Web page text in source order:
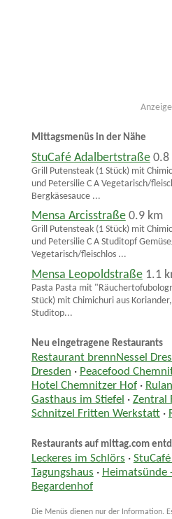
Anzeige
Mittagsmenüs in der Nähe
StuCafé Adalbertstraße 0.8
Grill Putensteak (1 Stück) mit
und Petersilie C A Vegetarisch/
Bergkäsesauce ...
Mensa Arcisstraße 0.9 km
Grill Putensteak (1 Stück) mit
und Petersilie C A Studitopf
Vegetarisch/fleischlos ...
Mensa Leopoldstraße 1.1
Pasta Pasta mit
Stück) mit Chimichuri aus
Studitop...
Neu eingetragene Restaurants
Restaurant brennNessel
Dresden · Peacefood
Hotel Chemnitzer Hof·
Gasthaus im Stiefel · Zentral
Schnitzel Fritten Werkstatt·
Restaurants auf mittag.com
Leckeres im Schlörs ·
Tagungshaus · Heimatsünde
Begardenhof
Die Menüs dienen nur der Information.